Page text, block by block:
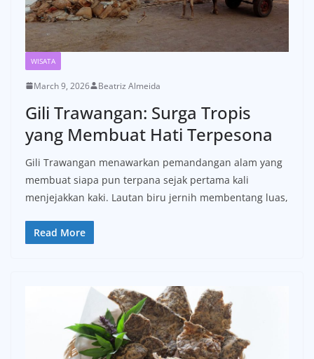
WISATA
March 9, 2026 Beatriz Almeida
Gili Trawangan: Surga Tropis
yang Membuat Hati Terpesona
Gili Trawangan menawarkan pemandangan alam yang
membuat siapa pun terpana sejak pertama kali
menjejakkan kaki. Lautan biru jernih membentang luas,
Read More